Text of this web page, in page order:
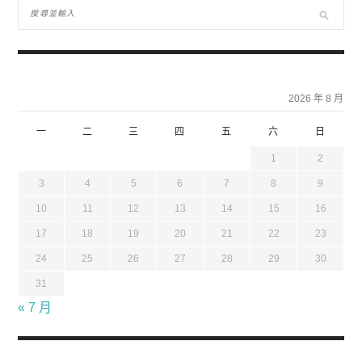
2026 年 8 月
一 二 三 四 五 六 日
1 2
3 4 5 6 7 8 9
10 11 12 13 14 15 16
17 18 19 20 21 22 23
24 25 26 27 28 29 30
31
« 7 月